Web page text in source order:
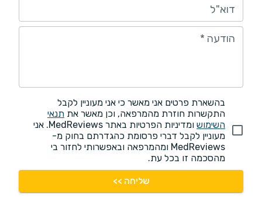
דוא"ל
הודעה *
בהשארת פרטים אני מאשר כי אני מעוניין לקבל
התקשרות חוזרת מהמרפאה, וכן מאשר את תנאי
השימוש
ומדיניות הפרטיות באתר MedReviews. אני
מעוניין לקבל דברי פרסומת כהגדרתם בחוק מ-
MedReviews ומהמרפאה ובאפשרותי לחזור בי
מהסכמה זו בכל עת.
שליחה >>